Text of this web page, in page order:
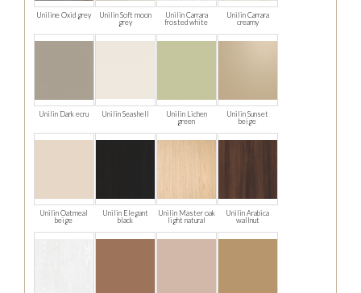
Uniline Oxid grey
Unilin Soft moon
grey
Unilin Carrara
frosted white
Unilin Carrara
creamy
Unilin Dark ecru Unilin Seashell
Unilin Lichen
green
Unilin Sunset
beige
Unilin Oatmeal
beige
Unilin Elegant
black
Unilin Master oak
light natural
Unilin Arabica
wallnut